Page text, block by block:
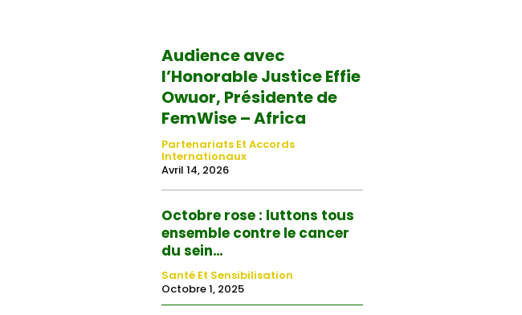
Audience avec
l’Honorable Justice Effie
Owuor, Présidente de
FemWise – Africa
Partenariats Et Accords
Internationaux
Avril 14, 2026
Octobre rose : luttons tous
ensemble contre le cancer
du sein…
Santé Et Sensibilisation
Octobre 1, 2025